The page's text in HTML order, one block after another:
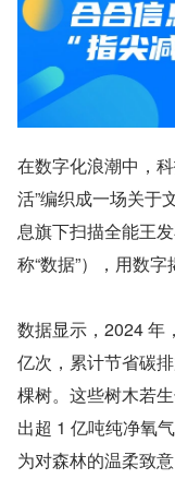
在数字化浪潮中，
活”编织成一场关于
息旗下扫描全能王
称“数据”），用数字
数据显示，2024 年
亿次，累计节省碳
棵树。这些树木若
出超 1 亿吨纯净氧
为对森林的温柔致